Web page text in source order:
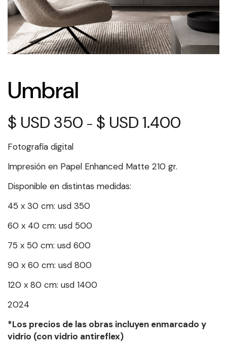
Umbral
$ 350 - $ 1.400
Fotografía digital
Impresión en Papel Enhanced Matte 210 gr.
Disponible en distintas medidas:
45 x 30 cm: usd 350
60 x 40 cm: usd 500
75 x 50 cm: usd 600
90 x 60 cm: usd 800
120 x 80 cm: usd 1400
2024
*Los precios de las obras incluyen enmarcado y
vidrio (con vidrio antireflex)